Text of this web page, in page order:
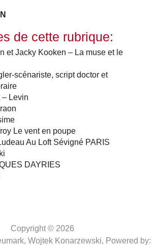
de cette rubrique:
et Jacky Kooken – La muse et le
scénariste, script doctor et
– Levin
Le vent en poupe
Au Loft Sévigné PARIS
DAYRIES
Copyright © 2026
Wojtek Konarzewski, Powered by: